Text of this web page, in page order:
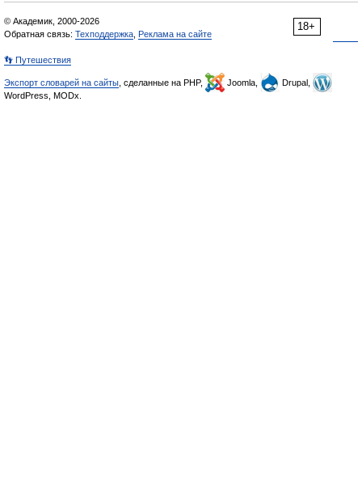
18+
© Академик, 2000-2026
Обратная связь: Техподдержка Реклама на сайте
👣 Путешествия
Экспорт словарей на сайты , сделанные на PHP, Joomla,
Drupal,
WordPress, MODx.